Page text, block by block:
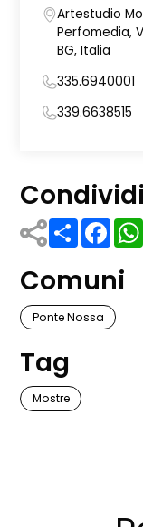
Artestudio
Perfomedia,
BG, Italia
335.6940001
339.6638515
Condividi
Share
Comuni
Ponte Nossa
Tag
Mostre